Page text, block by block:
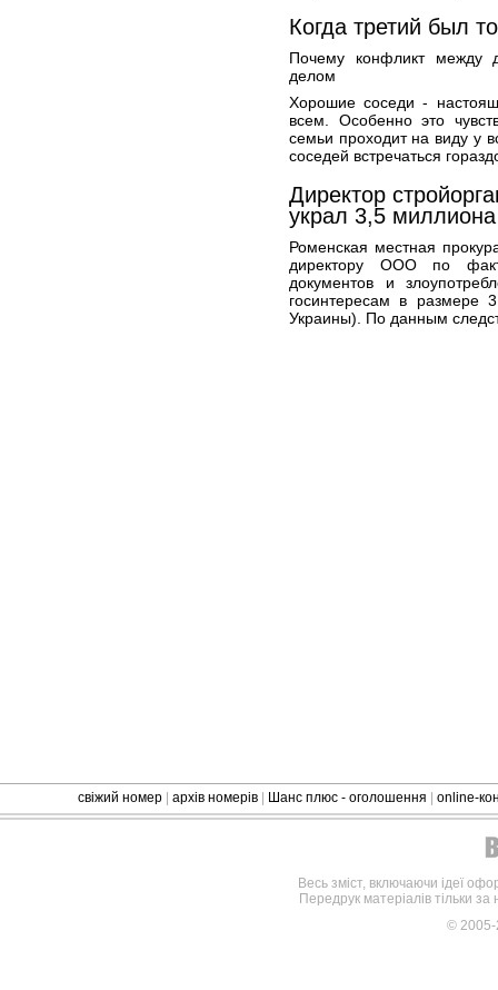
Когда третий был
Почему конфликт между
делом
Хорошие соседи -
всем. Особенно это
семьи проходит на виду у
соседей встречаться
Директор
украл 3,5 миллиона
Роменская местная
директору ООО по
документов и
госинтересам в размере
Украины). По данным
свіжий номер архів номерів Шанс плюс - оголошення online-
Весь зміст, включаючи ідеї
Передрук матеріалів тільки
©